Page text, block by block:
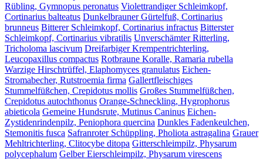
Rübling, Gymnopus peronatus Violettrandiger Schleimkopf,
Cortinarius balteatus Dunkelbrauner Gürtelfuß, Cortinarius
brunneus Bitterer Schleimkopf, Cortinarius infractus Bitterster
Schleimkopf, Cortinarius vibratilis Unverschämter Ritterling,
Tricholoma lascivum Dreifarbiger Krempentrichterling,
Leucopaxillus compactus Rotbraune Koralle, Ramaria rubella
Warzige Hirschtrüffel, Elaphomyces granulatus Eichen-
Stromabecher, Rutstroemia firma Gallertfleischiges
Stummelfüßchen, Crepidotus mollis Großes Stummelfüßchen,
Crepidotus autochthonus Orange-Schneckling, Hygrophorus
abieticola Gemeine Hundsrute, Mutinus Caninus Eichen-
Zystidenrindenpilz, Peniophora quercina Dunkles Fadenkeulchen,
Stemonitis fusca Safranroter Schüppling, Pholiota astragalina Grauer
Mehltrichterling, Clitocybe ditopa Gitterschleimpilz, Physarum
polycephalum Gelber Eierschleimpilz, Physarum virescens